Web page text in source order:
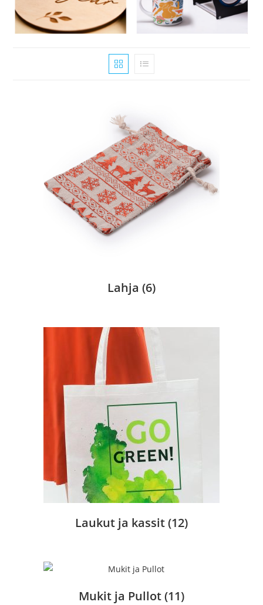
Lahja (6)
Laukut ja kassit(12)
Mukit ja Pullot(11)